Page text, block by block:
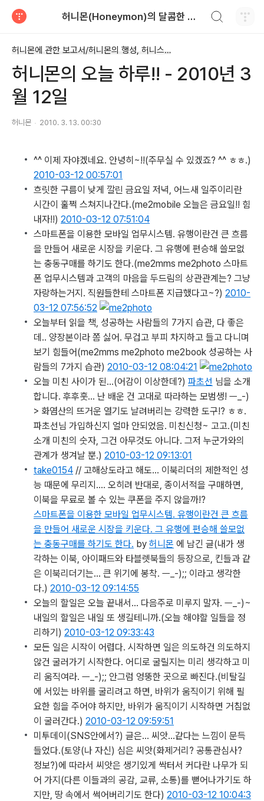
허니몬(Honeymon)의 달콤한 비행
허니몬에 관한 보고서/허니몬의 행성, 허니스(Honies)
허니몬의 오늘 하루!! - 2010년 3
월 12일
허니몬 2010. 3. 13. 00:30
^^ 이제 자야겠네요. 안녕히~!!(주무실 수 있겠죠? ^^ ㅎㅎ.)
2010-03-12 00:57:01
흐릿한 구름이 낮게 깔린 금요일 저녁, 어느새 일주이리란
시간이 훌쩍 스쳐지나간다.(me2mobile 오늘은 금요일!! 힘
내자!!) 2010-03-12 07:51:04
스마트폰을 이용한 모바일 업무시스템. 유행이란건 큰 흐름
을 만들어 새로운 시장을 키운다. 그 유행에 편승해 쓸모없
는 충동구매를 하기도 한다.(me2mms me2photo 스마트
폰 업무시스템과 고객의 마음을 두드림의 상관관계는? 그냥
자랑하는거지. 직원들한테 스마트폰 지급했다고~?) 2010-
03-12 07:56:52
오늘부터 읽을 책, 성공하는 사람들의 7가지 습관, 다 좋은
데.. 양장본이라 쫌 싫어. 무겁고 부피 차지하고 들고 다니며
보기 힘들어(me2mms me2photo me2book 성공하는 사
람들의 7가지 습관) 2010-03-12 08:04:21
오늘 미친 사이가 된…(어감이 이상한데?) 파초선 님을 소개
합니다. 후후훗… 난 배운 건 고대로 따라하는 모범생! ㅡ_-)
> 화염산의 뜨거운 열기도 날려버리는 강력한 도구!? ㅎㅎ.
파초선님 가입하신지 얼마 안되었음. 미친신청~ 고고.(미친
소개 미친의 숫자, 그건 아무것도 아니다. 그저 누군가와의
관계가 생겨날 뿐.) 2010-03-12 09:13:01
take0154 // 고해상도라고 해도… 이북리더의 제한적인 성
능 때문에 무리지…. 오히려 반대로, 종이서적을 구매하면,
이북을 무료로 볼 수 있는 쿠폰을 주지 않을까!?
스마트폰을 이용한 모바일 업무시스템. 유행이란건 큰 흐름
을 만들어 새로운 시장을 키운다. 그 유행에 편승해 쓸모없
는 충동구매를 하기도 한다. by 허니몬 에 남긴 글(내가 생
각하는 이북, 아이패드와 타블렛북들의 등장으로, 킨들과 같
은 이북리더기는... 큰 위기에 봉착. ㅡ_-);; 이라고 생각한
다.) 2010-03-12 09:14:55
오늘의 할일은 오늘 끝내서… 다음주로 미루지 말자. ㅡ_-)~
내일의 할일은 내일 또 생길테니까.(오늘 해야할 일들을 정
리하기) 2010-03-12 09:33:43
모든 일은 시작이 어렵다. 시작하면 일은 의도하건 의도하지
않건 굴러가기 시작한다. 어디로 굴릴지는 미리 생각하고 미
리 움직여라. ㅡ_-);; 안그럼 엉뚱한 곳으로 빠진다.(비탈길
에 서있는 바위를 굴리려고 하면, 바위가 움직이기 위해 필
요한 힘을 주어야 하지만, 바위가 움직이기 시작하면 거침없
이 굴러간다.) 2010-03-12 09:59:51
미투데이(SNS안에서?) 글은… 씨앗…같다는 느낌이 문득
들었다.(토양(나 자신) 심은 씨앗(화제거리? 공통관심사?
정보?)에 따라서 씨앗은 생기있게 싹터서 커다란 나무가 되
어 가지(다른 이들과의 공감, 교류, 소통)를 뻗어나가기도 하
지만, 땅 속에서 썩어버리기도 한다) 2010-03-12 10:04:3